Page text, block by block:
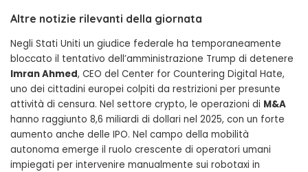
Altre notizie rilevanti della giornata
Negli Stati Uniti un giudice federale ha temporaneamente
bloccato il tentativo dell’amministrazione Trump di detenere
Imran Ahmed, CEO del Center for Countering Digital Hate,
uno dei cittadini europei colpiti da restrizioni per presunte
attività di censura. Nel settore crypto, le operazioni di M&A
hanno raggiunto 8,6 miliardi di dollari nel 2025, con un forte
aumento anche delle IPO. Nel campo della mobilità
autonoma emerge il ruolo crescente di operatori umani
impiegati per intervenire manualmente sui robotaxi in